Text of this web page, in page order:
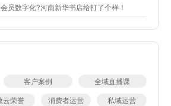
员数字化?河南新华书店给打了个样！
客户案例
全域直播课
云荣誉 消费者运营
私域运营